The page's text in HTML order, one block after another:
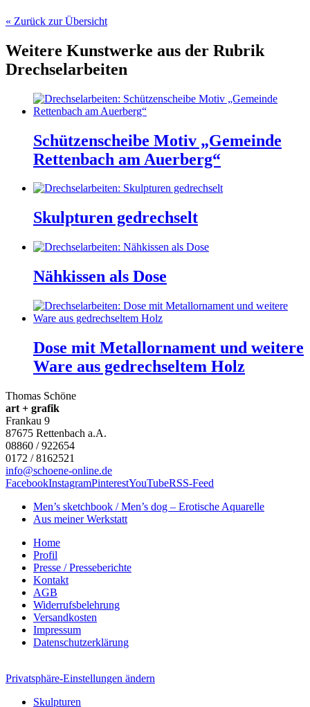
« Zurück zur Übersicht
Weitere Kunstwerke aus der Rubrik
Drechselarbeiten
Schützenscheibe Motiv „Gemeinde
Rettenbach am Auerberg“
Skulpturen gedrechselt
Nähkissen als Dose
Dose mit Metallornament und weitere
Ware aus gedrechseltem Holz
Thomas Schöne
art + grafik
Frankau 9
87675 Rettenbach a.A.
08860 / 922654
0172 / 8162521
info@schoene-online.de
FacebookInstagramPinterestYouTubeRSS-Feed
Men’s sketchbook / Men’s dog – Erotische Aquarelle
Aus meiner Werkstatt
Home
Profil
Presse / Presseberichte
Kontakt
AGB
Widerrufsbelehrung
Versandkosten
Impressum
Datenschutzerklärung
Privatsphäre-Einstellungen ändern
Skulpturen